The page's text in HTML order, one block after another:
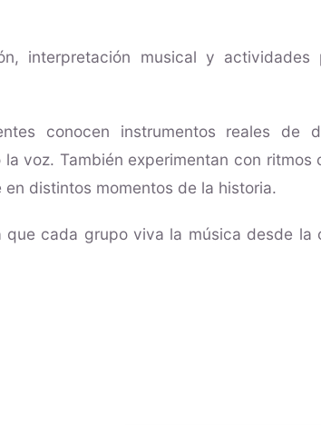
interpretación musical y
conocen instrumentos reales de
voz. También experimentan con ritmos
distintos momentos de la historia.
cada grupo viva la música desde la